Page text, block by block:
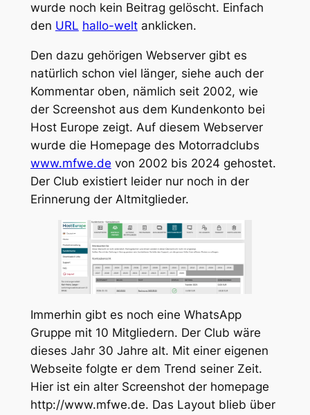
wurde noch kein Beitrag gelöscht. Einfach
den URL hallo-weltanklicken.
Den dazu gehörigen Webserver gibt es
natürlich schon viel länger, siehe auch der
Kommentar oben, nämlich seit 2002, wie
der Screenshot aus dem Kundenkonto bei
Host Europe zeigt. Auf diesem Webserver
wurde die Homepage des Motorradclubs
www.mfwe.de von 2002 bis 2024 gehostet.
Der Club existiert leider nur noch in der
Erinnerung der Altmitglieder.
Immerhin gibt es noch eine WhatsApp
Gruppe mit 10 Mitgliedern. Der Club wäre
dieses Jahr 30 Jahre alt. Mit einer eigenen
Webseite folgte er dem Trend seiner Zeit.
Hier ist ein alter Screenshot der homepage
http://www.mfwe.de. Das Layout blieb über